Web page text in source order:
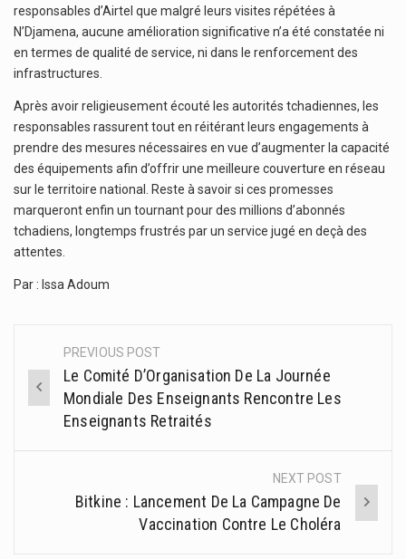
responsables d’Airtel que malgré leurs visites répétées à
N’Djamena, aucune amélioration significative n’a été constatée ni
en termes de qualité de service, ni dans le renforcement des
infrastructures.
Après avoir religieusement écouté les autorités tchadiennes, les
responsables rassurent tout en réitérant leurs engagements à
prendre des mesures nécessaires en vue d’augmenter la capacité
des équipements afin d’offrir une meilleure couverture en réseau
sur le territoire national. Reste à savoir si ces promesses
marqueront enfin un tournant pour des millions d’abonnés
tchadiens, longtemps frustrés par un service jugé en deçà des
attentes.
Par : Issa Adoum
Post
navigation
PREVIOUS POST
Le Comité D’Organisation De La Journée
Mondiale Des Enseignants Rencontre Les
Enseignants Retraités
NEXT POST
Bitkine : Lancement De La Campagne De
Vaccination Contre Le Choléra